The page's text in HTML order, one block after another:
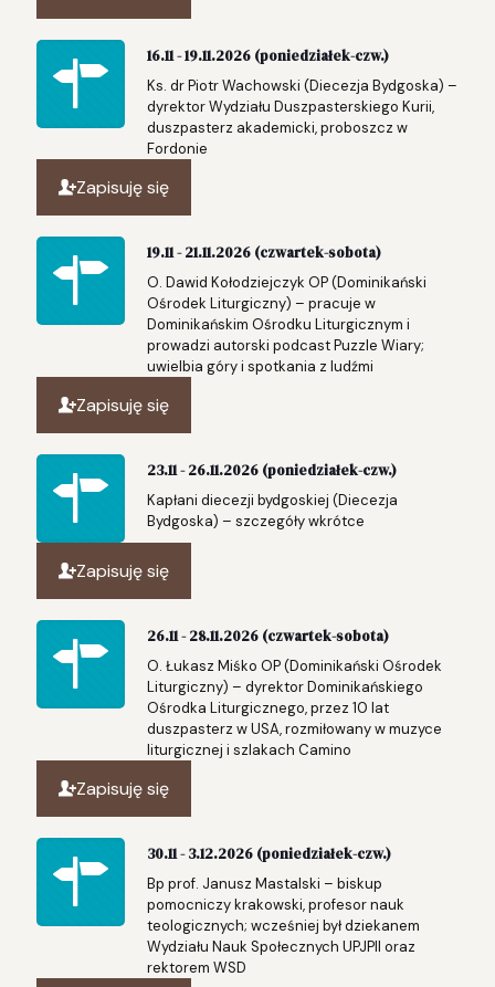
16.11 - 19.11.2026 (poniedziałek-czw.)
Ks. dr Piotr Wachowski (Diecezja Bydgoska) –
dyrektor Wydziału Duszpasterskiego Kurii,
duszpasterz akademicki, proboszcz w
Fordonie
Zapisuję się
19.11 - 21.11.2026 (czwartek-sobota)
O. Dawid Kołodziejczyk OP (Dominikański
Ośrodek Liturgiczny) – pracuje w
Dominikańskim Ośrodku Liturgicznym i
prowadzi autorski podcast Puzzle Wiary;
uwielbia góry i spotkania z ludźmi
Zapisuję się
23.11 - 26.11.2026 (poniedziałek-czw.)
Kapłani diecezji bydgoskiej (Diecezja
Bydgoska) – szczegóły wkrótce
Zapisuję się
26.11 - 28.11.2026 (czwartek-sobota)
O. Łukasz Miśko OP (Dominikański Ośrodek
Liturgiczny) – dyrektor Dominikańskiego
Ośrodka Liturgicznego, przez 10 lat
duszpasterz w USA, rozmiłowany w muzyce
liturgicznej i szlakach Camino
Zapisuję się
30.11 - 3.12.2026 (poniedziałek-czw.)
Bp prof. Janusz Mastalski – biskup
pomocniczy krakowski, profesor nauk
teologicznych; wcześniej był dziekanem
Wydziału Nauk Społecznych UPJPII oraz
rektorem WSD